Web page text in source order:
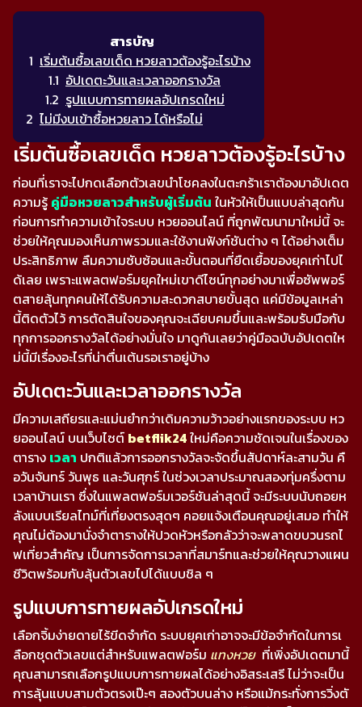
เริ่มต้นซื้อเลขเด็ด หวยลาวต้องรู้อะไรบ้าง
อัปเดตะวันและเวลาออกรางวัล
รูปแบบการทายผลอัปเกรดใหม่
ไม่มีงบเข้าซื้อหวยลาว ได้หรือไม่
เริ่มต้นซื้อเลขเด็ด หวยลาวต้องรู้อะไรบ้าง
ก่อนที่เราจะไปกดเลือกตัวเลขนำโชคลงในตะกร้าเราต้องมาอัปเดต
ความรู้ คู่มือหวยลาวสำหรับผู้เริ่มต้น ในหัวให้เป็นแบบล่าสุดกัน
ก่อนการทำความเข้าใจระบบ หวยออนไลน์ ที่ถูกพัฒนามาใหม่นี้ จะ
ช่วยให้คุณมองเห็นภาพรวมและใช้งานฟังก์ชันต่าง ๆ ได้อย่างเต็ม
ประสิทธิภาพ ลืมความซับซ้อนและขั้นตอนที่ยืดเยื้อของยุคเก่าไปไ
ด้เลย เพราะแพลตฟอร์มยุคใหม่เขาดีไซน์ทุกอย่างมาเพื่อซัพพอร์
ตสายลุ้นทุกคนให้ได้รับความสะดวกสบายขั้นสุด แค่มีข้อมูลเหล่า
นี้ติดตัวไว้ การตัดสินใจของคุณจะเฉียบคมขึ้นและพร้อมรับมือกับ
ทุกการออกรางวัลได้อย่างมั่นใจ มาดูกันเลยว่าคู่มือฉบับอัปเดตให
ม่นี้มีเรื่องอะไรที่น่าตื่นเต้นรอเราอยู่บ้าง
อัปเดตะวันและเวลาออกรางวัล
มีความเสถียรและแม่นยำกว่าเดิมความว้าวอย่างแรกของระบบ หว
ยออนไลน์ บนเว็บไซต์ betflik24ใหม่คือความชัดเจนในเรื่องของ
ตาราง เวลา ปกติแล้วการออกรางวัลจะจัดขึ้นสัปดาห์ละสามวัน คื
อวันจันทร์ วันพุธ และวันศุกร์ ในช่วงเวลาประมาณสองทุ่มครึ่งตาม
เวลาบ้านเรา ซึ่งในแพลตฟอร์มเวอร์ชันล่าสุดนี้ จะมีระบบนับถอยห
ลังแบบเรียลไทม์ที่เที่ยงตรงสุดๆ คอยแจ้งเตือนคุณอยู่เสมอ ทำให้
คุณไม่ต้องมานั่งจำตารางให้ปวดหัวหรือกลัวว่าจะพลาดขบวนรถไ
ฟเที่ยวสำคัญ เป็นการจัดการเวลาที่สมาร์ทและช่วยให้คุณวางแผน
ชีวิตพร้อมกับลุ้นตัวเลขไปได้แบบชิล ๆ
รูปแบบการทายผลอัปเกรดใหม่
เลือกจิ้มง่ายดายไร้ขีดจำกัด ระบบยุคเก่าอาจจะมีข้อจำกัดในการเ
ลือกชุดตัวเลขแต่สำหรับแพลตฟอร์ม แทงหวย ที่เพิ่งอัปเดตมานี้
คุณสามารถเลือกรูปแบบการทายผลได้อย่างอิสระเสรี ไม่ว่าจะเป็น
การลุ้นแบบสามตัวตรงเป๊ะๆ สองตัวบนล่าง หรือแม้กระทั่งการวิ่งตั